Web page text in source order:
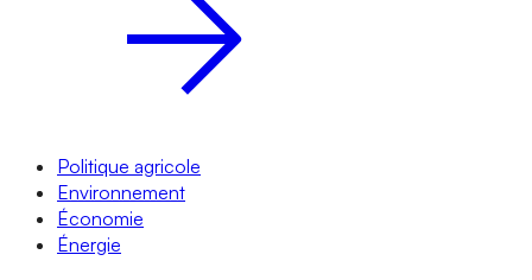
Politique agricole
Environnement
Économie
Énergie